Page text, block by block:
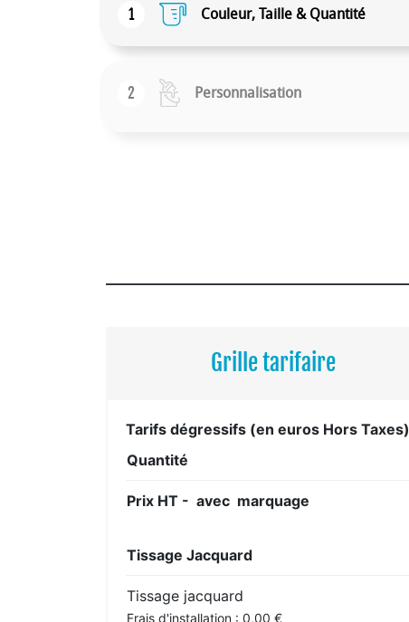
1 Couleur, Taille & Quantité
2 Personnalisation
Grille tarifaire
Tarifs dégressifs (en euros Hors Taxes)
Quantité
Prix HT - avec marquage
Tissage Jacquard
Tissage jacquard
Frais d'installation : 0,00 €